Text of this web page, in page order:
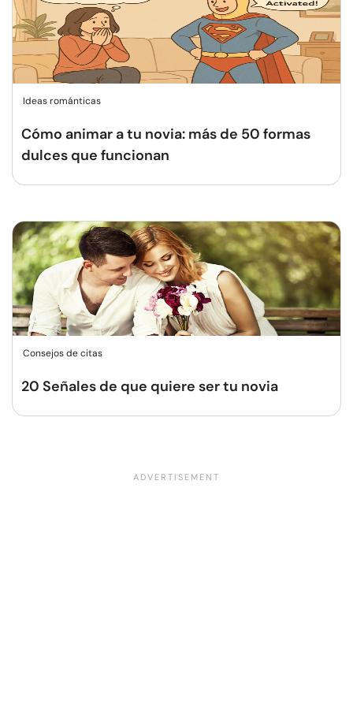
Ideas románticas
Cómo animar a tu novia: más de 50 formas
dulces que funcionan
Consejos de citas
20 Señales de que quiere ser tu novia